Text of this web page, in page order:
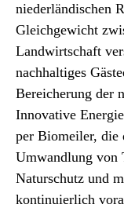
niederländischen
Gleichgewicht
Landwirtschaft
nachhaltiges
Bereicherung der
Innovative
per Biomeiler, die
Umwandlung von
Naturschutz und
kontinuierlich